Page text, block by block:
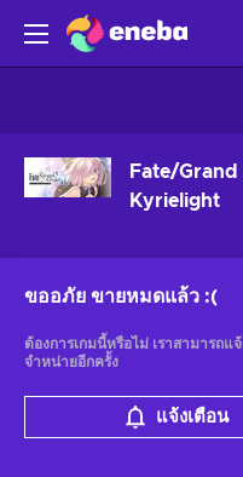
Fate/Grand
Kyrielight
ขออภัย ขายหมดแล้ว :(
ต้องการเกมนี้หรือไม่ เราสามารถ
จำหน่ายอีกครั้ง
แจ้งเตือน